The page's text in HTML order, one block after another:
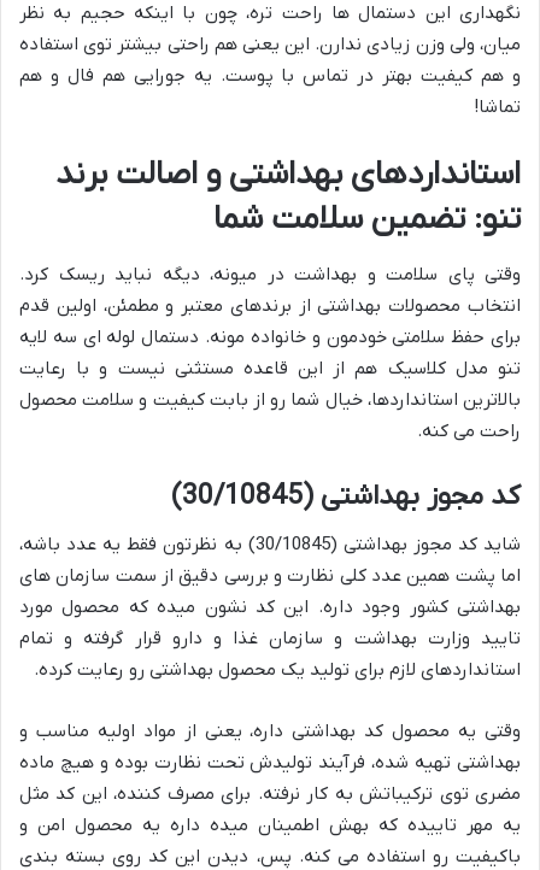
نگهداری این دستمال ها راحت تره، چون با اینکه حجیم به نظر
میان، ولی وزن زیادی ندارن. این یعنی هم راحتی بیشتر توی استفاده
و هم کیفیت بهتر در تماس با پوست. یه جورایی هم فال و هم
تماشا!
استانداردهای بهداشتی و اصالت برند
تنو: تضمین سلامت شما
وقتی پای سلامت و بهداشت در میونه، دیگه نباید ریسک کرد.
انتخاب محصولات بهداشتی از برندهای معتبر و مطمئن، اولین قدم
برای حفظ سلامتی خودمون و خانواده مونه. دستمال لوله ای سه لایه
تنو مدل کلاسیک هم از این قاعده مستثنی نیست و با رعایت
بالاترین استانداردها، خیال شما رو از بابت کیفیت و سلامت محصول
راحت می کنه.
کد مجوز بهداشتی (30/10845)
شاید کد مجوز بهداشتی (30/10845) به نظرتون فقط یه عدد باشه،
اما پشت همین عدد کلی نظارت و بررسی دقیق از سمت سازمان های
بهداشتی کشور وجود داره. این کد نشون میده که محصول مورد
تایید وزارت بهداشت و سازمان غذا و دارو قرار گرفته و تمام
استانداردهای لازم برای تولید یک محصول بهداشتی رو رعایت کرده.
وقتی یه محصول کد بهداشتی داره، یعنی از مواد اولیه مناسب و
بهداشتی تهیه شده، فرآیند تولیدش تحت نظارت بوده و هیچ ماده
مضری توی ترکیباتش به کار نرفته. برای مصرف کننده، این کد مثل
یه مهر تاییده که بهش اطمینان میده داره یه محصول امن و
باکیفیت رو استفاده می کنه. پس، دیدن این کد روی بسته بندی